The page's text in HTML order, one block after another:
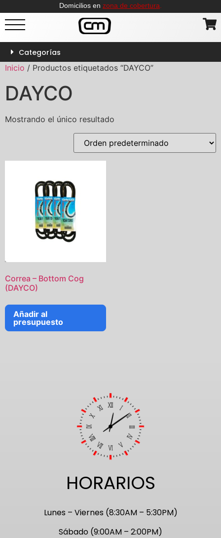
Domicilios en zona de cobertura
Categorías
Inicio / Productos etiquetados “DAYCO”
DAYCO
Mostrando el único resultado
Correa – Bottom Cog
(DAYCO)
Añadir al
presupuesto
HORARIOS
Lunes – Viernes (8:30AM – 5:30PM)
Sábado (9:00AM – 2:00PM)